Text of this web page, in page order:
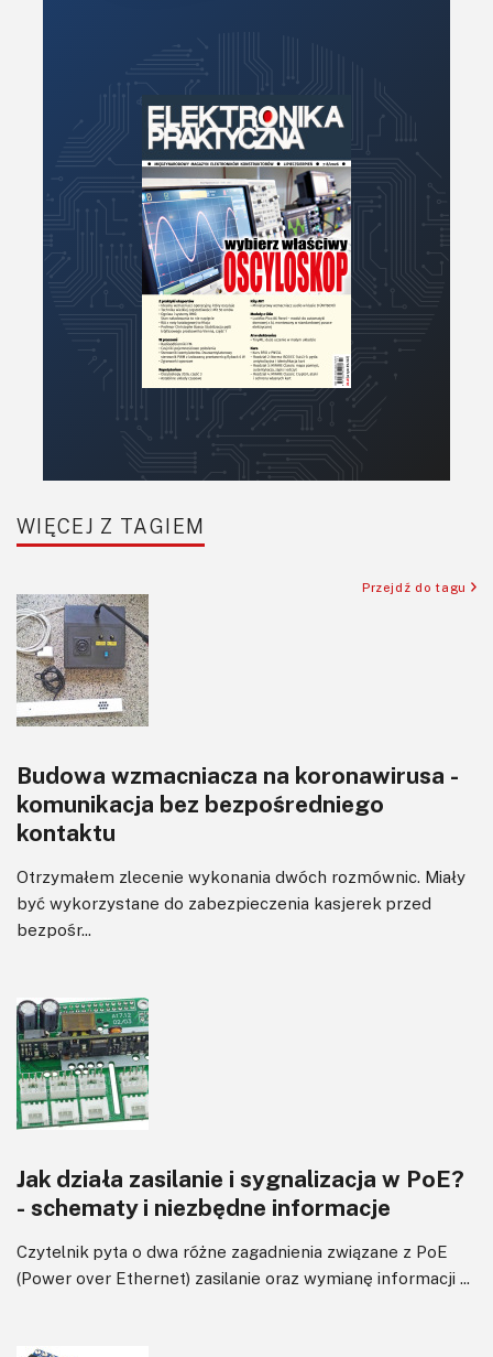
Optoelektronika
PCB/Montaż
Podstawy elektroniki
Podzespoły bierne
Półprzewodniki
Pomiary i testy
Projektowanie
Sensory
Software
Sterowanie
Transformatory
Tranzystory
Wzmacniacze
Zasilanie
WIĘCEJ Z TAGIEM
Przejdź do tagu
Budowa wzmacniacza na koronawirusa -
komunikacja bez bezpośredniego
kontaktu
Otrzymałem zlecenie wykonania dwóch rozmównic. Miały
być wykorzystane do zabezpieczenia kasjerek przed
bezpośr...
Jak działa zasilanie i sygnalizacja w PoE?
- schematy i niezbędne informacje
Czytelnik pyta o dwa różne zagadnienia związane z PoE
(Power over Ethernet) zasilanie oraz wymianę informacji ...